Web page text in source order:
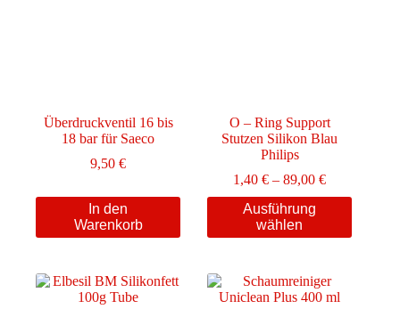
Überdruckventil 16 bis
18 bar für Saeco
9,50€
In den
Warenkorb
O – Ring Support
Stutzen Silikon Blau
Philips
1,40€ –89,00€Preisspanne:
1,40 €
Ausführung
wählen
Dieses
Produkt
weist
auf.
Die